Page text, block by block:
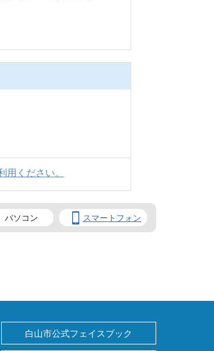
ください。
パソコン スマートフォン
白山市公式フェイスブック